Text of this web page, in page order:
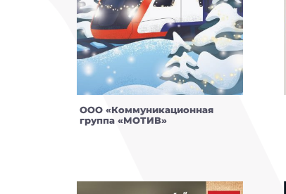
ООО «Коммуникационная
группа «МОТИВ»